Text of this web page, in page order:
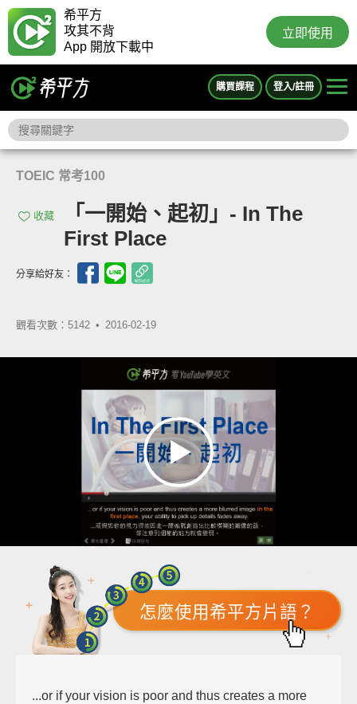
希平方
攻其不背
App 開放下載中
立即使用
購買課程 登入/註冊
TOEIC 常考100
收藏
「一開始、起初」- In The
First Place
分享給好友：
觀看次數：5142 • 2016-02-19
怎麼使用希平方片語？
...or if your vision is poor and thus creates a more